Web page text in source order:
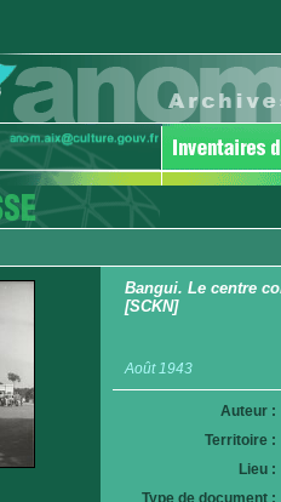
Bangui. Le centre
[SCKN]
Août 1943
Auteur :
Territoire :
Lieu :
Type de document :